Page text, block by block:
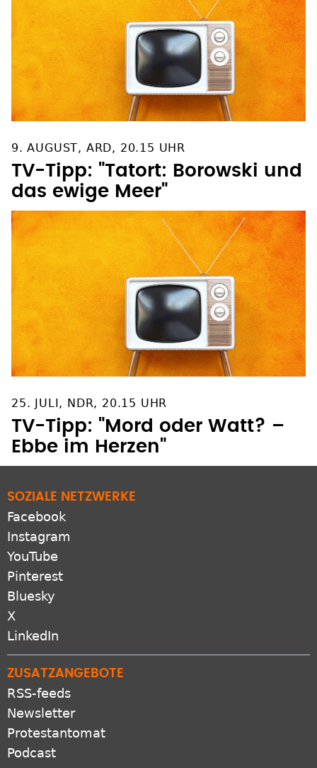
9. AUGUST, ARD, 20.15 UHR
TV-Tipp: "Tatort: Borowski und
das ewige Meer"
25. JULI, NDR, 20.15 UHR
TV-Tipp: "Mord oder Watt? –
Ebbe im Herzen"
SOZIALE NETZWERKE
Facebook
Instagram
YouTube
Pinterest
Bluesky
X
LinkedIn
ZUSATZANGEBOTE
RSS-feeds
Newsletter
Protestantomat
Podcast